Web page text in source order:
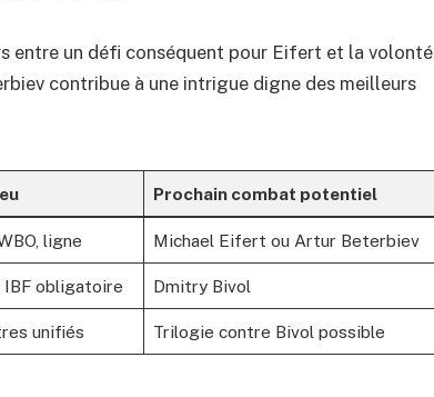
entre un défi conséquent pour Eifert et la volonté
contribue à une intrigue digne des meilleurs
Prochain combat potentiel
ligne Michael Eifert ou Artur Beterbiev
IBF obligatoire Dmitry Bivol
unifiés Trilogie contre Bivol possible